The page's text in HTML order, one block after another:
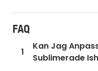
FAQ
1
Kan Jag
Sublimerade